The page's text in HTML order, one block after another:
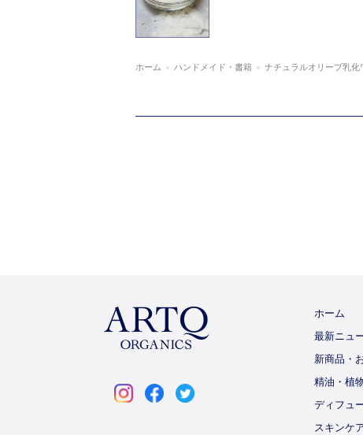
ホーム » ハンドメイド・書籍 » ナチュラルオリーブ乳化
ORGANICS
ホーム
最新ニュ
新商品・
精油・植
ディフュ
スキンケ